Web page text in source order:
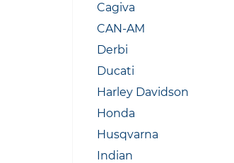
Cagiva
CAN-AM
Derbi
Ducati
Harley Davidson
Honda
Husqvarna
Indian